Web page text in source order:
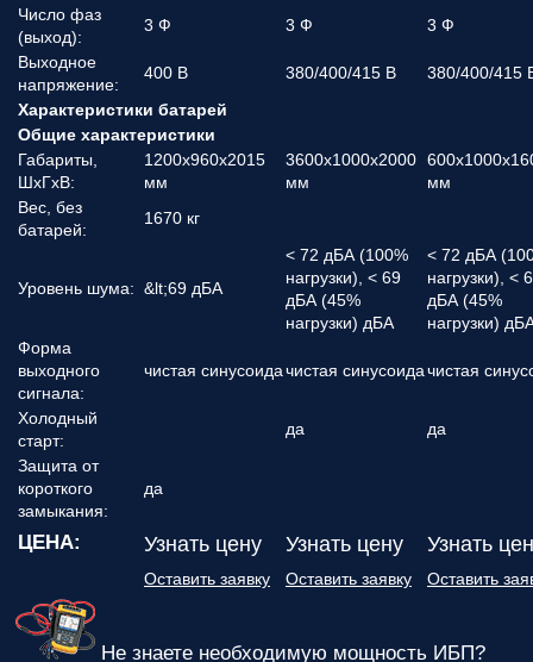
Число фаз
(выход):
3 Ф 3 Ф
3 Ф
Выходное
напряжение:
400 В 380/400/415 В
380/400/415
Характеристики батарей
Общие характеристики
Габариты,
ШхГхВ:
1200х960х2015
мм
3600х1000х2000
мм
мм
Вес, без
батарей:
1670 кг
Уровень шума: &lt;69 дБА
< 72 дБА (100%
нагрузки), < 69
дБА (45%
нагрузки) дБА
< 72 дБА
нагрузки), <
дБА (45%
нагрузки)
Форма
выходного
сигнала:
чистая синусоидачистая синусоидачистая
Холодный
старт:
да
да
Защита от
короткого
замыкания:
да
ЦЕНА: Узнать цену Узнать цену Узнать
Оставить заявку Оставить заявку Оставить
Не знаете необходимую мощность ИБП?